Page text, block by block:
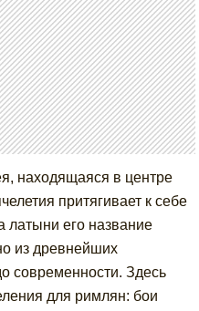
находящаяся в центре
притягивает к себе
латыни его название
из древнейших
современности. Здесь
для римлян: бои